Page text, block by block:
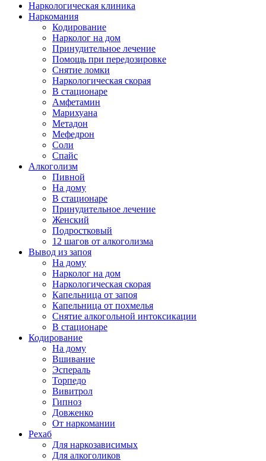
Наркологическая клиника
Наркомания
Кодирование
Нарколог на дом
Принудительное лечение
Помощь при передозировке
Снятие ломки
Наркологическая скорая
В стационаре
Амфетамин
Марихуана
Метадон
Мефедрон
Соли
Спайс
Алкоголизм
Пивной
На дому
В стационаре
Принудительное лечение
Женский
Подростковый
12 шагов от алкоголизма
Вывод из запоя
На дому
Нарколог на дом
Наркологическая скорая
Капельница от запоя
Капельница от похмелья
Снятие алкогольной интоксикации
В стационаре
Кодирование
На дому
Вшивание
Эспераль
Торпедо
Вивитрол
Гипноз
Довженко
От наркомании
Рехаб
Для наркозависимых
Для алкоголиков